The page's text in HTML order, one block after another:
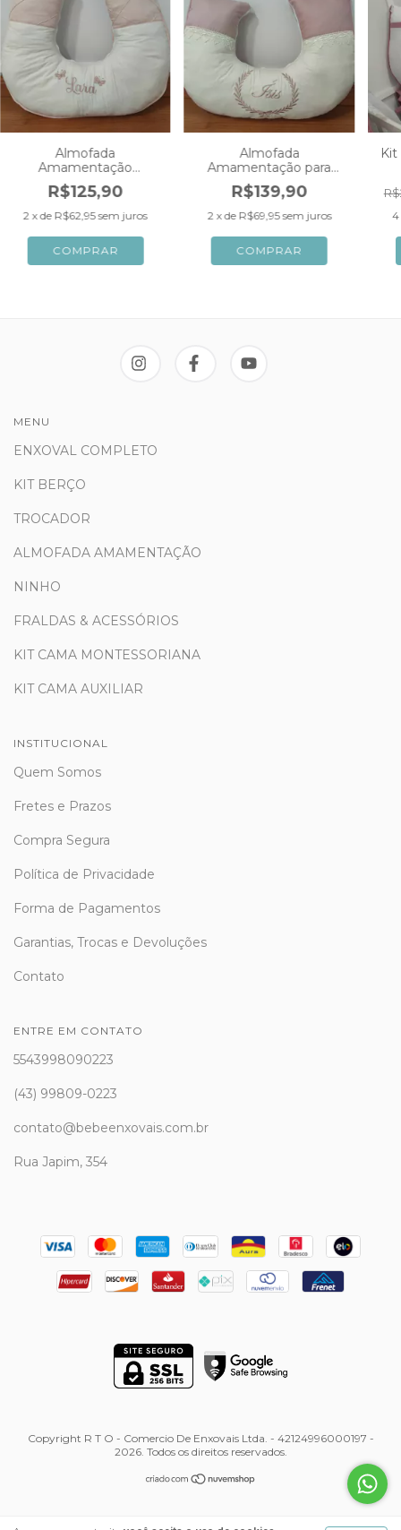
Almofada
Amamentação
Personalizada Rose
Nude com Off White
Nervura para Meninas
R$125,90
2 x de R$62,95 sem juros
Almofada
Amamentação para
Meninas Personalizada
Jardim Encantado Off
White com Rose Gold
R$139,90
2 x de R$69,95 sem juros 4
MENU
ENXOVAL COMPLETO
KIT BERÇO
TROCADOR
ALMOFADA AMAMENTAÇÃO
NINHO
FRALDAS & ACESSÓRIOS
KIT CAMA MONTESSORIANA
KIT CAMA AUXILIAR
INSTITUCIONAL
Quem Somos
Fretes e Prazos
Compra Segura
Política de Privacidade
Forma de Pagamentos
Garantias, Trocas e Devoluções
Contato
ENTRE EM CONTATO
5543998090223
(43) 99809-0223
contato@bebeenxovais.com.br
Rua Japim, 354
Copyright R T O - Comercio De Enxovais Ltda. - 42124996000197 -
2026. Todos os direitos reservados.